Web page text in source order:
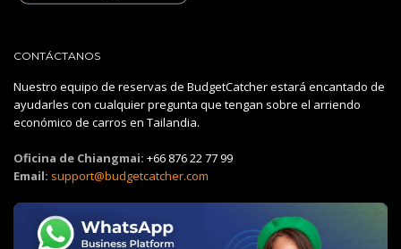
CONTÁCTANOS
Nuestro equipo de reservas de BudgetCatcher estará encantado de
ayudarles con cualquier pregunta que tengan sobre el arriendo
económico de carros en Tailandia.
Oficina de Chiangmai: +66 876 22 77 99
Email: support@budgetcatcher.com